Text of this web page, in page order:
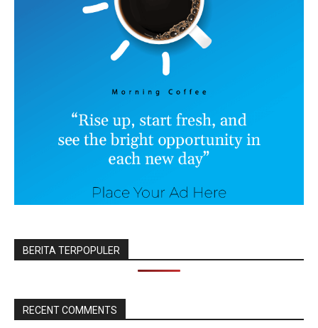
BERITA TERPOPULER
RECENT COMMENTS